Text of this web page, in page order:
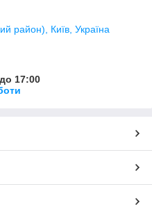
район), Київ, Україна
17:00